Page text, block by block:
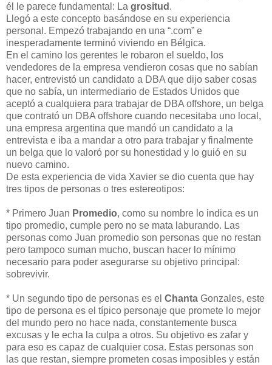
él le parece fundamental: La grositud .
Llegó a este concepto basándose en su experiencia
personal. Empezó trabajando en una “.com” e
inesperadamente terminó viviendo en Bélgica.
En el camino los gerentes le robaron el sueldo, los
vendedores de la empresa vendieron cosas que no sabían
hacer, entrevistó un candidato a DBA que dijo saber cosas
que no sabía, un intermediario de Estados Unidos que
aceptó a cualquiera para trabajar de DBA offshore, un belga
que contrató un DBA offshore cuando necesitaba uno local,
una empresa argentina que mandó un candidato a la
entrevista e iba a mandar a otro para trabajar y finalmente
un belga que lo valoró por su honestidad y lo guió en su
nuevo camino.
De esta experiencia de vida Xavier se dio cuenta que hay
tres tipos de personas o tres estereotipos:
* Primero Juan Promedio, como su nombre lo indica es un
tipo promedio, cumple pero no se mata laburando. Las
personas como Juan promedio son personas que no restan
pero tampoco suman mucho, buscan hacer lo mínimo
necesario para poder asegurarse su objetivo principal:
sobrevivir.
* Un segundo tipo de personas es el Chanta Gonzales, este
tipo de persona es el típico personaje que promete lo mejor
del mundo pero no hace nada, constantemente busca
excusas y le echa la culpa a otros. Su objetivo es zafar y
para eso es capaz de cualquier cosa. Estas personas son
las que restan, siempre prometen cosas imposibles y están